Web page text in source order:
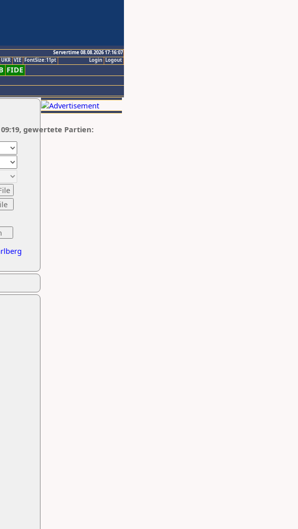
Servertime 08.08.2026 17:16:07
Logout
Login
UKR VIE FontSize:11pt
FIDE
09:19, gewertete Partien: